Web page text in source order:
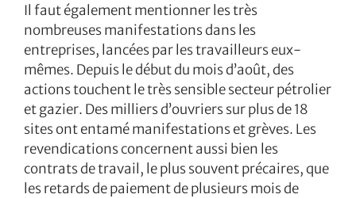
Il faut également mentionner les très
nombreuses manifestations dans les
entreprises, lancées par les travailleurs eux-
mêmes. Depuis le début du mois d’août, des
actions touchent le très sensible secteur pétrolier
et gazier. Des milliers d’ouvriers sur plus de 18
sites ont entamé manifestations et grèves. Les
revendications concernent aussi bien les
contrats de travail, le plus souvent précaires, que
les retards de paiement de plusieurs mois de